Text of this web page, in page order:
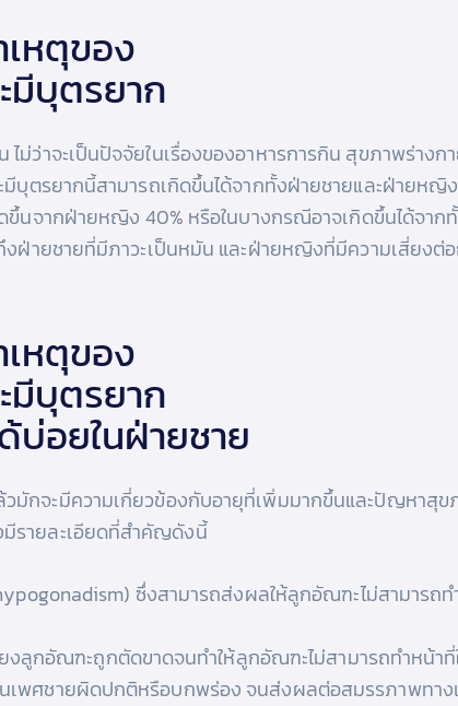
เหตุของ
มีบุตรยาก
ว่าจะเป็นปัจจัยในเรื่องของอาหารการกิน สุขภาพร่างก
บุตรยากนี้สามารถเกิดขึ้นได้จากทั้งฝ่ายชายและฝ่ายหญิง
ขึ้นจากฝ่ายหญิง 40% หรือในบางกรณีอาจเกิดขึ้นได้จาก
งฝ่ายชายที่มีภาวะเป็นหมัน และฝ่ายหญิงที่มีความเสี่ยงต่
เหตุของ
มีบุตรยาก
บ่อยในฝ่ายชาย
มักจะมีความเกี่ยวข้องกับอายุที่เพิ่มมากขึ้นและปัญหาสุข
มีรายละเอียดที่สำคัญดังนี้
ซึ่งสามารถส่งผลให้ลูกอัณฑะไม่สามารถ
ลูกอัณฑะถูกตัดขาดจนทำให้ลูกอัณฑะไม่สามารถทำหน้าที่
เพศชายผิดปกติหรือบกพร่อง จนส่งผลต่อสมรรภาพทา